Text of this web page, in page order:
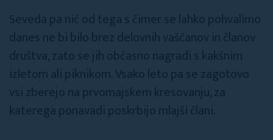
Seveda pa nič od tega s čimer se lahko pohvalimo
danes ne bi bilo brez delovnih vaščanov in članov
društva, zato se jih občasno nagradi s kakšnim
izletom ali piknikom. Vsako leto pa se zagotovo
vsi zberejo na prvomajskem kresovanju, za
katerega ponavadi poskrbijo mlajši člani.